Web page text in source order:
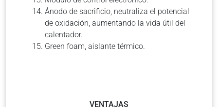
Ánodo de sacrificio, neutraliza el potencial
de oxidación, aumentando la vida útil del
calentador.
Green foam, aislante térmico.
VENTAJAS